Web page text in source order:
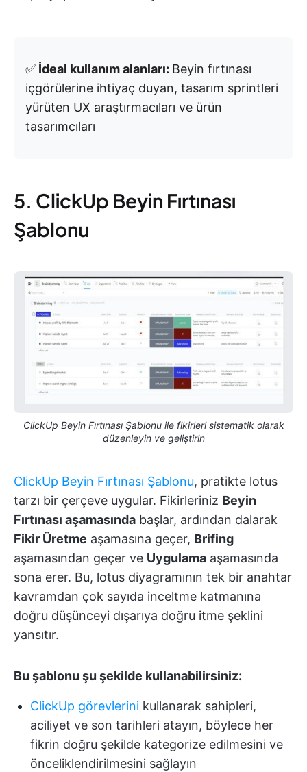
✅ İdeal kullanım alanları: Beyin fırtınası
içgörülerine ihtiyaç duyan, tasarım sprintleri
yürüten UX araştırmacıları ve ürün
tasarımcıları
5. ClickUp Beyin Fırtınası
Şablonu
ClickUp Beyin Fırtınası Şablonu ile fikirleri sistematik olarak
düzenleyin ve geliştirin
ClickUp Beyin Fırtınası Şablonu, pratikte lotus
tarzı bir çerçeve uygular. Fikirleriniz Beyin
Fırtınası aşamasında başlar, ardından dalarak
Fikir Üretme aşamasına geçer, Brifing
aşamasından geçer ve Uygulama aşamasında
sona erer. Bu, lotus diyagramının tek bir anahtar
kavramdan çok sayıda inceltme katmanına
doğru düşünceyi dışarıya doğru itme şeklini
yansıtır.
Bu şablonu şu şekilde kullanabilirsiniz:
ClickUp görevlerini kullanarak sahipleri,
aciliyet ve son tarihleri atayın, böylece her
fikrin doğru şekilde kategorize edilmesini ve
önceliklendirilmesini sağlayın